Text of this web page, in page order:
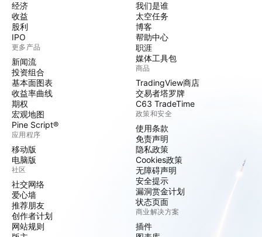
经济
收益
股利
IPO
更多产品
新闻流
投资组合
基本面图表
收益率曲线
期权
宏观地图
Pine Script®
应用程序
移动版
电脑版
社区
社交网络
爱心墙
推荐朋友
创作者计划
网站规则
我们是谁
太空任务
博客
帮助中心
职涯
媒体工具包
商品
TradingView商店
交易者塔罗牌
C63 TradeTime
政策和安全
使用条款
免责声明
隐私政策
Cookies政策
无障碍声明
安全提示
漏洞赏金计划
状态页面
商业解决方案
插件